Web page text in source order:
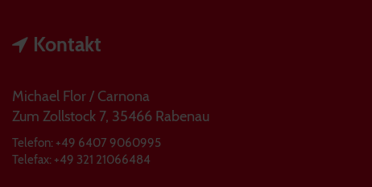
Kontakt
Michael Flor / Carnona
Zum Zollstock 7, 35466 Rabenau
Telefon: +49 6407 9060995
Telefax: +49 321 21066484